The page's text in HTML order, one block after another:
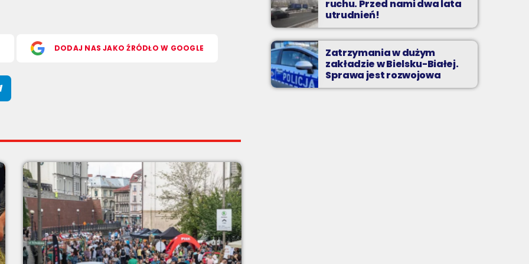
DODAJ NAS JAKO ŹRÓDŁO W GOOGLE
ruchu. Przed nami dwa lata
utrudnień!
Zatrzymania w dużym
zakładzie w Bielsku-Białej.
Sprawa jest rozwojowa